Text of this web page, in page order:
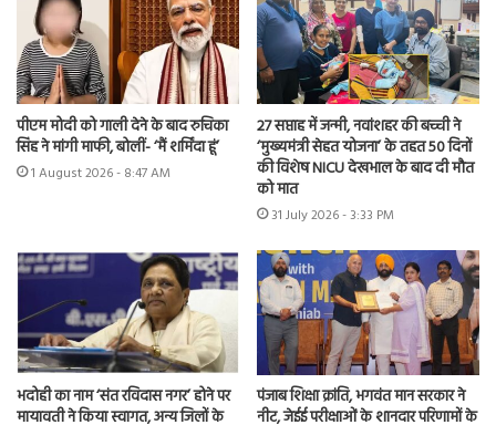
पीएम मोदी को गाली देने के बाद रुचिका
सिंह ने मांगी माफी, बोलीं- ‘मैं शर्मिंदा हूं’
1 August 2026 - 8:47 AM
27 सप्ताह में जन्मी, नवांशहर की बच्ची ने
‘मुख्यमंत्री सेहत योजना’ के तहत 50 दिनों
की विशेष NICU देखभाल के बाद दी मौत
को मात
31 July 2026 - 3:33 PM
भदोही का नाम ‘संत रविदास नगर’ होने पर
मायावती ने किया स्वागत, अन्य जिलों के
पंजाब शिक्षा क्रांति, भगवंत मान सरकार ने
नीट, जेईई परीक्षाओं के शानदार परिणामों के